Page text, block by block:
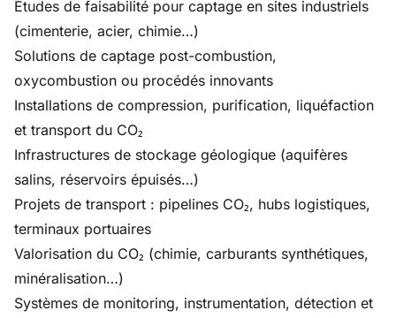
Études de faisabilité pour captage en sites industriels
(cimenterie, acier, chimie…)
Solutions de captage post-combustion,
oxycombustion ou procédés innovants
Installations de compression, purification, liquéfaction
et transport du CO₂
Infrastructures de stockage géologique (aquifères
salins, réservoirs épuisés…)
Projets de transport : pipelines CO₂, hubs logistiques,
terminaux portuaires
Valorisation du CO₂ (chimie, carburants synthétiques,
minéralisation…)
Systèmes de monitoring, instrumentation, détection et